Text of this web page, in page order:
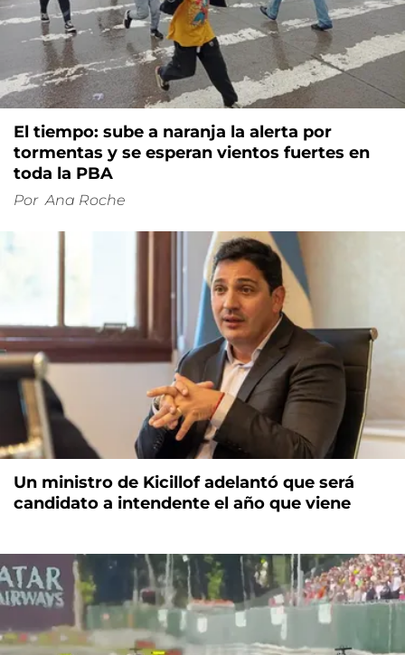
El tiempo: sube a naranja la alerta por
tormentas y se esperan vientos fuertes en
toda la PBA
Por Ana Roche
Un ministro de Kicillof adelantó que será
candidato a intendente el año que viene